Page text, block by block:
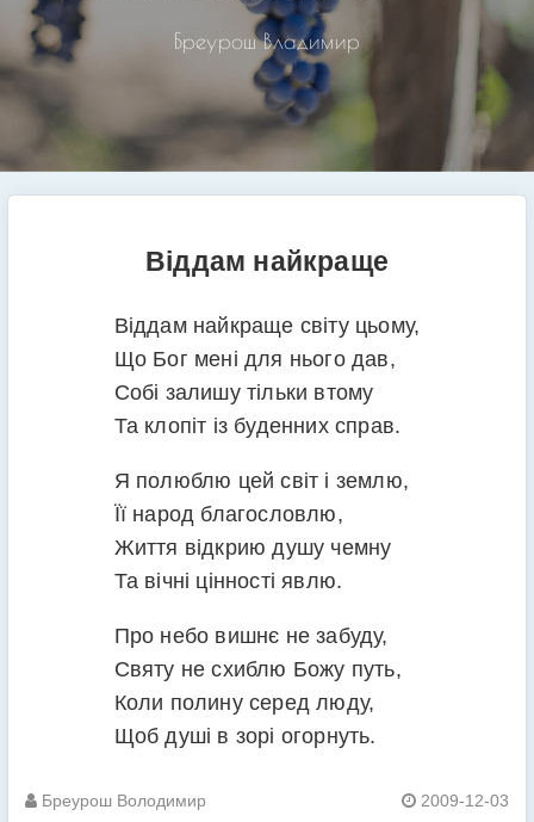
Бреурош Владимир
Віддам найкраще
Віддам найкраще світу цьому,
Що Бог мені для нього дав,
Собі залишу тільки втому
Та клопіт із буденних справ.
Я полюблю цей світ і землю,
Її народ благословлю,
Життя відкрию душу чемну
Та вічні цінності явлю.
Про небо вишнє не забуду,
Святу не схиблю Божу путь,
Коли полину серед люду,
Щоб душі в зорі огорнуть.
Бреурош Володимир 2009-12-03